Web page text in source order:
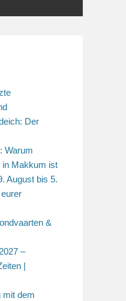
Der
Warum
in Makkum ist
August bis 5.
&
–
|
mit dem